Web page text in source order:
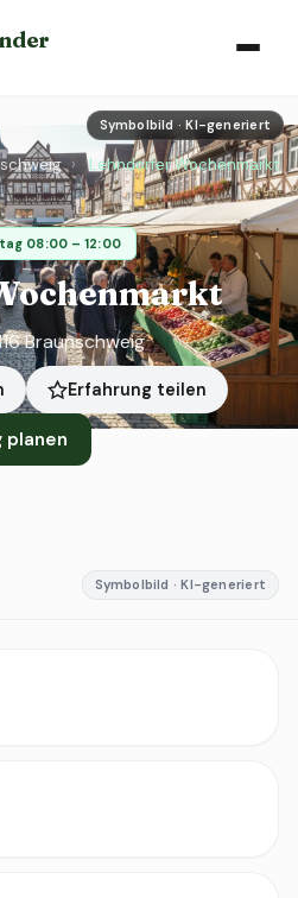
Symbolbild · KI-generiert
› Lehndorfer Wochenmarkt
08:00 – 12:00
Braunschweig
Erfahrung teilen
planen
Symbolbild · KI-generiert